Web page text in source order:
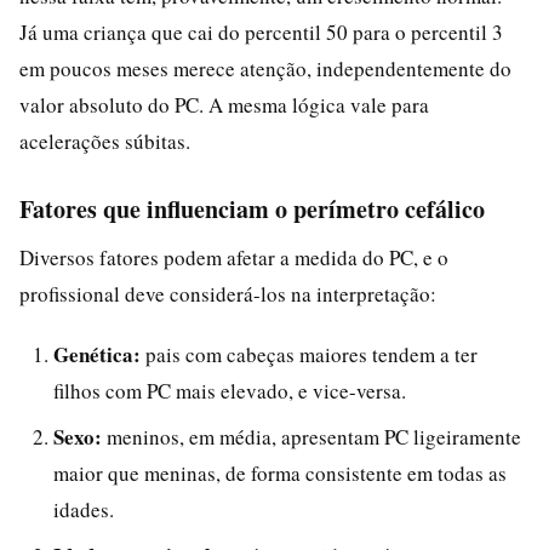
Já uma criança que cai do percentil 50 para o percentil 3
em poucos meses merece atenção, independentemente do
valor absoluto do PC. A mesma lógica vale para
acelerações súbitas.
Fatores que influenciam o perímetro cefálico
Diversos fatores podem afetar a medida do PC, e o
profissional deve considerá-los na interpretação:
Genética: pais com cabeças maiores tendem a ter
filhos com PC mais elevado, e vice-versa.
Sexo: meninos, em média, apresentam PC ligeiramente
maior que meninas, de forma consistente em todas as
idades.